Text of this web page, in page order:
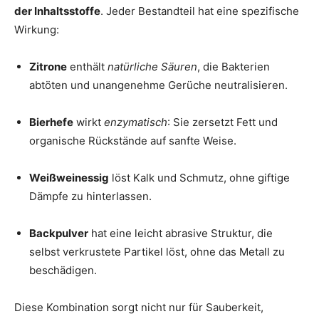
der Inhaltsstoffe. Jeder Bestandteil hat eine spezifische
Wirkung:
Zitrone enthält natürliche Säuren, die Bakterien
abtöten und unangenehme Gerüche neutralisieren.
Bierhefe wirkt enzymatisch: Sie zersetzt Fett und
organische Rückstände auf sanfte Weise.
Weißweinessig löst Kalk und Schmutz, ohne giftige
Dämpfe zu hinterlassen.
Backpulver hat eine leicht abrasive Struktur, die
selbst verkrustete Partikel löst, ohne das Metall zu
beschädigen.
Diese Kombination sorgt nicht nur für Sauberkeit,